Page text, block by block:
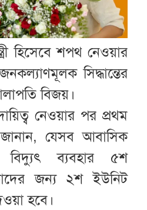
হিসেবে শপথ নেওয়ার
সিদ্ধান্তের
বিজয়।
নেওয়ার পর প্রথম
যেসব আবাসিক
বিদ্যুৎ ব্যবহার ৫শ
জন্য ২শ ইউনিট
হবে।